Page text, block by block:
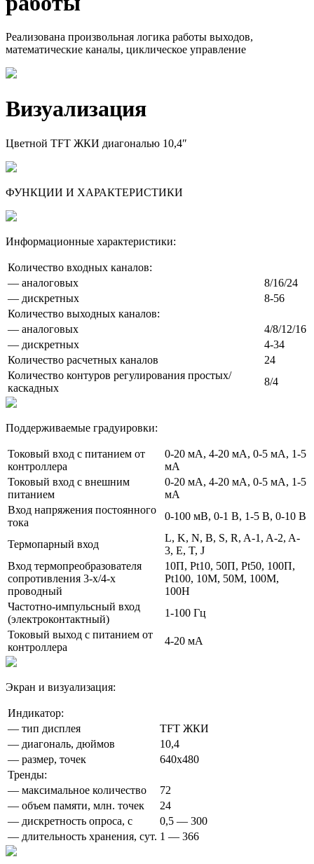
Реализована произвольная логика работы выходов,
математические каналы, циклическое управление
Визуализа­ция
Цветной TFT ЖКИ диагональю 10,4″
ФУНКЦИИ И ХАРАКТЕРИСТИКИ
Информационные характеристики:
Количество входных каналов:
— аналоговых
8/16/24
— дискретных
8-56
Количество выходных каналов:
— аналоговых
4/8/12/16
— дискретных
4-34
Количество расчетных каналов
24
Количество контуров регулирования простых/
каскадных
8/4
Поддерживаемые градуировки:
Токовый вход с питанием от
контроллера
0-20 мА, 4-20 мА, 0-5 мА, 1-5
мА
Токовый вход с внешним
питанием
0-20 мА, 4-20 мА, 0-5 мА, 1-5
мА
Вход напряжения постоянного
тока
0-100 мВ, 0-1 В, 1-5 В, 0-10 В
Термопарный вход
L, K, N, B, S, R, A-1, A-2, A-
3, E, T, J
Вход термопреобразователя
сопротивления 3‑х/4‑х
проводный
10П, Pt10, 50П, Pt50, 100П,
Pt100, 10М, 50М, 100М,
100Н
Частотно-импульсный вход
(электроконтактный)
1-100 Гц
Токовый выход с питанием от
контроллера
4-20 мА
Экран и визуализация:
Индикатор:
— тип дисплея
TFT ЖКИ
— диагональ, дюймов
10,4
— размер, точек
640х480
Тренды:
— максимальное количество
72
— объем памяти, млн. точек
24
— дискретность опроса, с
0,5 — 300
— длительность хранения, сут. 1 — 366